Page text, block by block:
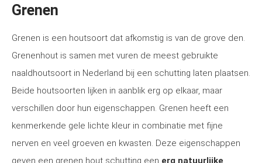
Grenen
Grenen is een houtsoort dat afkomstig is van de grove den.
Grenenhout is samen met vuren de meest gebruikte
naaldhoutsoort in Nederland bij een schutting laten plaatsen.
Beide houtsoorten lijken in aanblik erg op elkaar, maar
verschillen door hun eigenschappen. Grenen heeft een
kenmerkende gele lichte kleur in combinatie met fijne
nerven en veel groeven en kwasten. Deze eigenschappen
geven een grenen hout schutting een erg natuurlijke